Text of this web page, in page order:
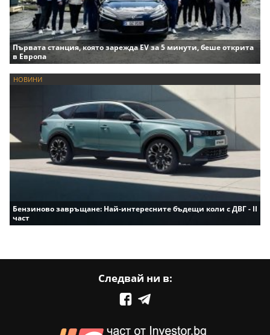
Първата станция, която зарежда EV за 5 минути, беше открита
в Европа
НОВИНИ
Бензиново завръщане: Най-интересните бъдещи коли с ДВГ - II
част
Следвай ни в: